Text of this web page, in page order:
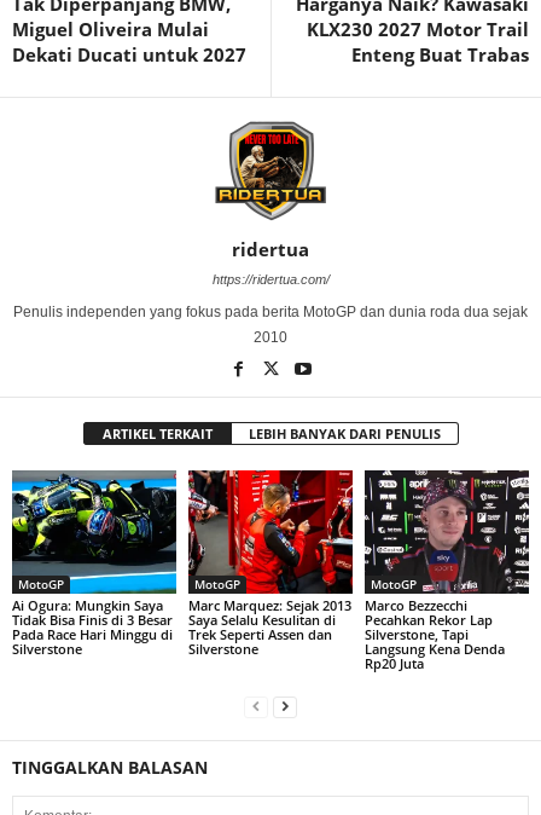
Miguel Oliveira Mulai
Dekati Ducati untuk 2027
KLX230 2027 Motor Trail
Enteng Buat Trabas
ridertua
https://ridertua.com/
Penulis independen yang fokus pada berita MotoGP dan dunia roda dua sejak
2010
ARTIKEL TERKAIT LEBIH BANYAK DARI PENULIS
MotoGP
Ai Ogura: Mungkin Saya
Tidak Bisa Finis di 3 Besar
Pada Race Hari Minggu di
Silverstone
MotoGP
Marc Marquez: Sejak 2013
Saya Selalu Kesulitan di
Trek Seperti Assen dan
Silverstone
MotoGP
Marco Bezzecchi
Pecahkan Rekor Lap
Silverstone, Tapi
Langsung Kena Denda
Rp20 Juta
TINGGALKAN BALASAN